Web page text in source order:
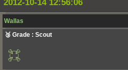
2012-10-14 12:56:06
Wallas
🥉 Grade : Scout